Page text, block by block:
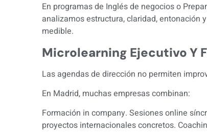
En programas de Inglés de negocios o
analizamos estructura, claridad, entonación
medible.
Microlearning Ejecutivo Y
Las agendas de dirección no permiten
En Madrid, muchas empresas combinan:
Formación in company. Sesiones online
proyectos internacionales concretos.